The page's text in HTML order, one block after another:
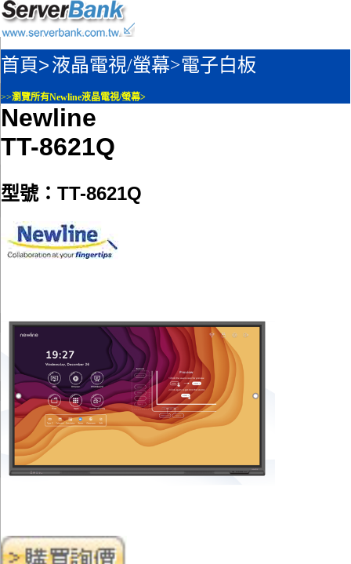
首頁>液晶電視/螢幕>電子白板
>>瀏覽所有Newline液晶電視/螢幕>
Newline
TT-8621Q
型號：TT-8621Q